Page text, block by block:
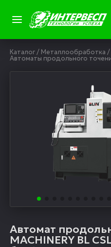
Каталог/ Металлообработка /
Автоматы продольного
Автомат
MACHINERY BL